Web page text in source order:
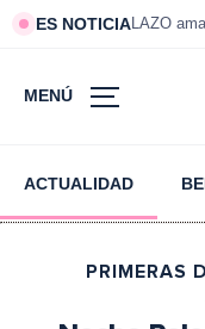
ES NOTICIALAZO
MENÚ
ACTUALIDAD
PRIMERAS